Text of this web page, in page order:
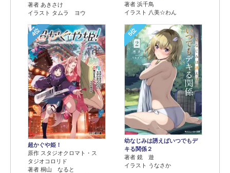
著者 あきさけ
イラスト タムラ ヨウ
著者 浜千鳥
イラスト 八美☆わん
4位
超かぐや姫！
原作 スタジオクロマト・ス
タジオコロリド
著者 桐山 なると
5位
幼なじみは誘えばいつでもデ
キる関係２
著者 鏡 遊
イラスト うなさか